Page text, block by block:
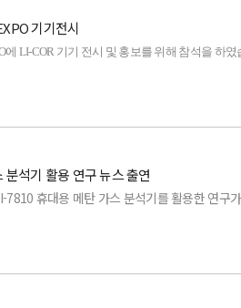
)
서 / 조도 센서)
기기전시
LI-COR 기기 전시 및 홍보를 위해 참석을 하였
분석기 활용 연구 뉴스 출연
휴대용 메탄 가스 분석기를 활용한 연구